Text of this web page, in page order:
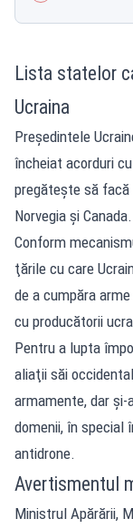
Lista statelor
Ucraina
Preşedintele
încheiat acorduri
pregăteşte să facă
Norvegia şi Canada.
Conform
ţările cu care
de a cumpăra
cu producătorii
Pentru a lupta
aliaţii săi
armamente, dar
domenii, în special
antidrone.
Avertismentul
Ministrul Apărării,